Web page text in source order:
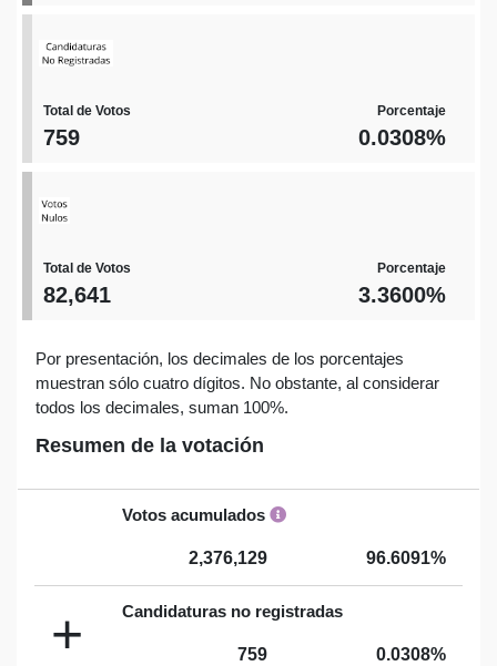
Total de Votos
759
Porcentaje
0.0308%
Total de Votos
82,641
Porcentaje
3.3600%
Por presentación, los decimales de los porcentajes
muestran sólo cuatro dígitos. No obstante, al considerar
todos los decimales, suman 100%.
Resumen de la votación
Votos acumulados
2,376,129 96.6091%
+ Candidaturas no registradas
759 0.0308%